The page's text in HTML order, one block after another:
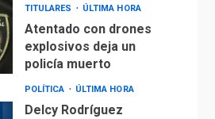
TITULARES
ÚLTIMA HORA
Atentado con drones
explosivos deja un
policía muerto
POLÍTICA ÚLTIMA HORA
Delcy Rodríguez